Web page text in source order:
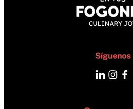
Síguenos